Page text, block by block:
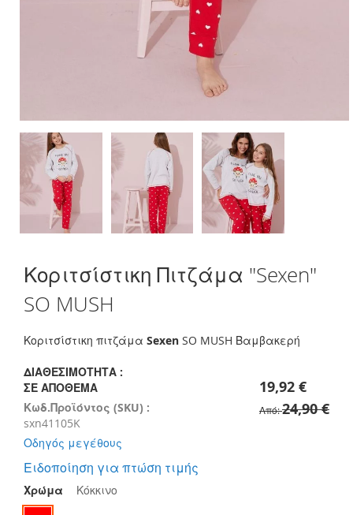
to
beginning
the
gallery
Κοριτσίστικη Πιτζάμα "Sexen"
SO MUSH
Κοριτσίστικη πιτζάμα Sexen SO MUSH Βαμβακερή
ΔΙΑΘΕΣΙΜΌΤΗΤΑ :
ΣΕ ΑΠΌΘΕΜΑ
Κωδ.Προϊόντος (SKU) :
sxn41105K
Οδηγός μεγέθους
19,92 €
Από 24,90 €
Ειδοποίηση για πτώση τιμής
Χρώμα Κόκκινο